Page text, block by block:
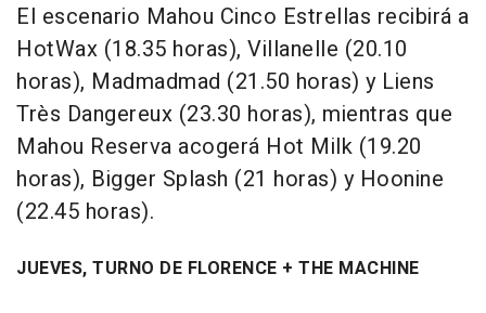
El escenario Mahou Cinco Estrellas recibirá a
HotWax (18.35 horas), Villanelle (20.10
horas), Madmadmad (21.50 horas) y Liens
Très Dangereux (23.30 horas), mientras que
Mahou Reserva acogerá Hot Milk (19.20
horas), Bigger Splash (21 horas) y Hoonine
(22.45 horas).
JUEVES, TURNO DE FLORENCE + THE MACHINE